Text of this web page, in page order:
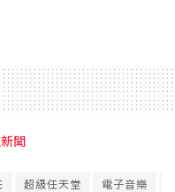
聞
超級任天堂 電子音樂